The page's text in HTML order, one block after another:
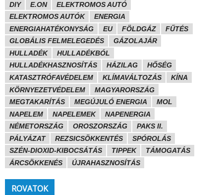
DIY E.ON
ELEKTROMOS AUTÓ
ELEKTROMOS AUTÓK
ENERGIA
ENERGIAHATÉKONYSÁG
EU FÖLDGÁZ
FŰTÉS
GLOBÁLIS FELMELEGEDÉS
GÁZOLAJÁR
HULLADÉK
HULLADÉKBÓL
HULLADÉKHASZNOSÍTÁS
HÁZILAG
HŐSÉG
KATASZTRÓFAVÉDELEM
KLÍMAVÁLTOZÁS
KÍNA
KÖRNYEZETVÉDELEM
MAGYARORSZÁG
MEGTAKARÍTÁS
MEGÚJULÓ ENERGIA
MOL
NAPELEM
NAPELEMEK
NAPENERGIA
NÉMETORSZÁG
OROSZORSZÁG
PAKS II.
PÁLYÁZAT
REZSICSÖKKENTÉS
SPÓROLÁS
SZÉN-DIOXID-KIBOCSÁTÁS
TIPPEK
TÁMOGATÁS
ÁRCSÖKKENÉS
ÚJRAHASZNOSÍTÁS
ROVATOK